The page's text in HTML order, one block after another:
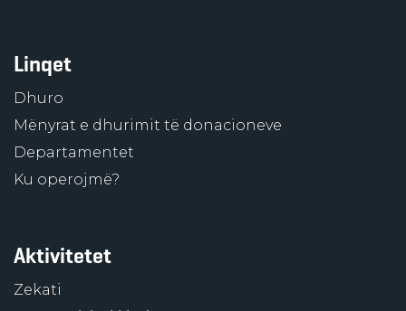
Linqet
Dhuro
Mënyrat e dhurimit të donacioneve
Departamentet
Ku operojmë?
Aktivitetet
Zekati